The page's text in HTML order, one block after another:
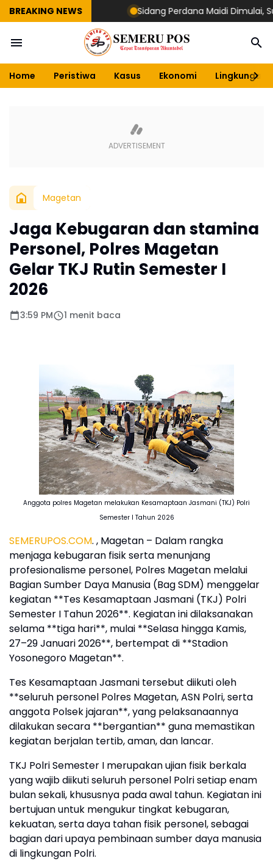
BREAKING NEWS Sidang Perdana Maidi Dimulai,
Home Peristiwa Kasus Ekonomi Lingkungan
Magetan
Jaga Kebugaran dan stamina
Personel, Polres Magetan
Gelar TKJ Rutin Semester I
2026
3:59 PM 1 menit baca
Anggota polres Magetan melakukan Kesamaptaan Jasmani (TKJ) Polri
Semester I Tahun 2026
SEMERUPOS.COM. , Magetan – Dalam rangka
menjaga kebugaran fisik serta menunjang
profesionalisme personel, Polres Magetan melalui
Bagian Sumber Daya Manusia (Bag SDM) menggelar
kegiatan **Tes Kesamaptaan Jasmani (TKJ) Polri
Semester I Tahun 2026**. Kegiatan ini dilaksanakan
selama **tiga hari**, mulai **Selasa hingga Kamis,
27–29 Januari 2026**, bertempat di **Stadion
Yosonegoro Magetan**.
Tes Kesamaptaan Jasmani tersebut diikuti oleh
**seluruh personel Polres Magetan, ASN Polri, serta
anggota Polsek jajaran**, yang pelaksanaannya
dilakukan secara **bergantian** guna memastikan
kegiatan berjalan tertib, aman, dan lancar.
TKJ Polri Semester I merupakan ujian fisik berkala
yang wajib diikuti seluruh personel Polri setiap enam
bulan sekali, khususnya pada awal tahun. Kegiatan ini
bertujuan untuk mengukur tingkat kebugaran,
kekuatan, serta daya tahan fisik personel, sebagai
bagian dari upaya pembinaan sumber daya manusia
di lingkungan Polri.